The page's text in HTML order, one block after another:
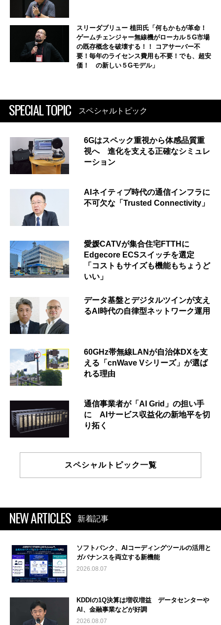
スリーダブリュー 植田氏「何もかもが革命！
ゲームチェンジャー無線機がローカル５G市場
の既存概念を破壊する！！ コアサーバー不
要！毎年のライセンス費用も不要！でも、超安
価！ の新しい５Gモデル」
SPECIAL TOPIC スペシャルトピック
6Gはスペック重視から体感品質重
視へ 進化を支える正確なシミュレ
ーション
AIネイティブ時代の通信インフラに
不可欠な「Trusted Connectivity」
愛媛CATVが集合住宅FTTHに
Edgecore ECSスイッチを選定
「コストもサイズも機能もちょうど
いい」
データ基盤とデジタルツインが支え
るAI時代の自律型ネットワーク運用
60GHz帯無線LANが自治体DXを支
える「cnWave Vシリーズ」が選ば
れる理由
通信事業者が「AI Grid」の担い手
に AIサービス収益化の新地平を切
り拓く
スペシャルトピック一覧
NEW ARTICLES 新着記事
ソフトバンク、AIコーディングツールの活用と
ガバナンスを両立する新機能
2026.08.07
KDDIの1Q決算は増収増益 データセンターや
AI、金融事業などが好調
2026.08.07